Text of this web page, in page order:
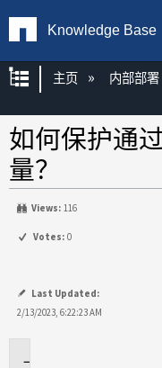
Knowledge Base
扩展/隐缩全
主页 内部部署
如何保护通
量？
Views: 116
Votes: 0
Last Updated:
2/13/2023, 6:22:23 AM